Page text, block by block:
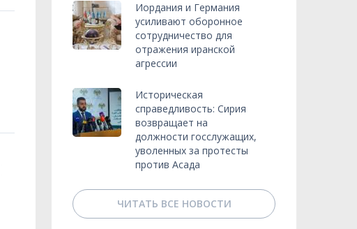
Иордания и Германия
усиливают оборонное
сотрудничество для
отражения иранской
агрессии
Историческая
справедливость: Сирия
возвращает на
должности госслужащих,
уволенных за протесты
против Асада
ЧИТАТЬ ВСЕ НОВОСТИ